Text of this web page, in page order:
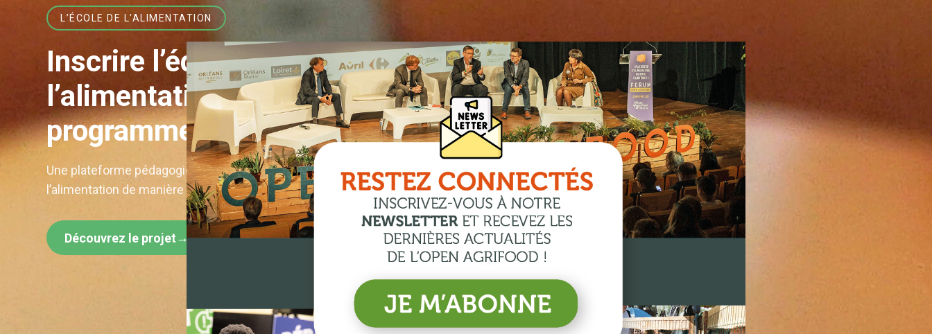
L’ÉCOLE DE L’ALIMENTATION
Inscrire l’éducation à
l’alimentation dans les
programmes scolaires
Une plateforme pédagogique dédiée aux enseignants pour aborder
l’alimentation de manière concrète et accessible.
Découvrez le projet